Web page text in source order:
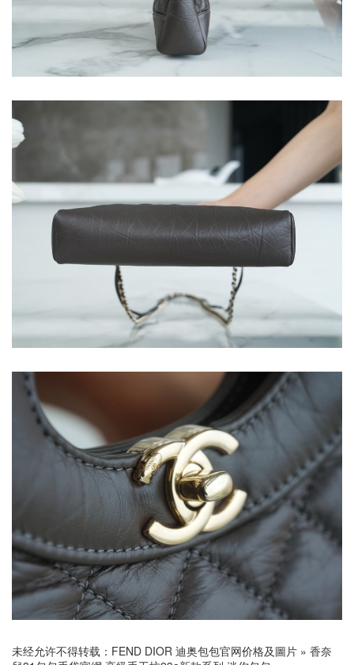
未经允许不得转载： FEND DIOR 迪奥包包官网价格及圖片 » 香奈